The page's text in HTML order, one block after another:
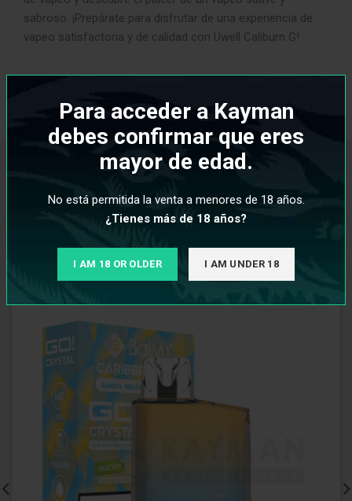
Para acceder a Kayman
debes confirmar que eres
mayor de edad.
No está permitida la venta a menores de 18 años.
¿Tienes más de 18 años?
I AM 18 OR OLDER I AM UNDER 18
sabroso. ¡Prepárate para disfrutar de una experiencia de
vapeo satisfactoria y de calidad con Uwell Caliburn G!
PRODUCTOS RELACIONADOS
Descuento